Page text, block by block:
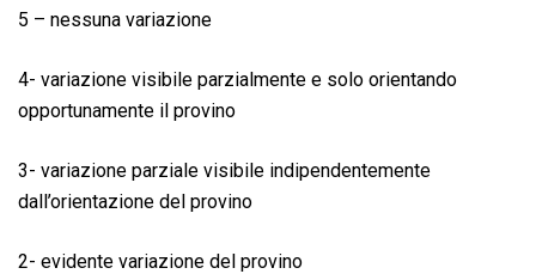
5 – nessuna variazione
4- variazione visibile parzialmente e solo orientando
opportunamente il provino
3- variazione parziale visibile indipendentemente
dall’orientazione del provino
2- evidente variazione del provino